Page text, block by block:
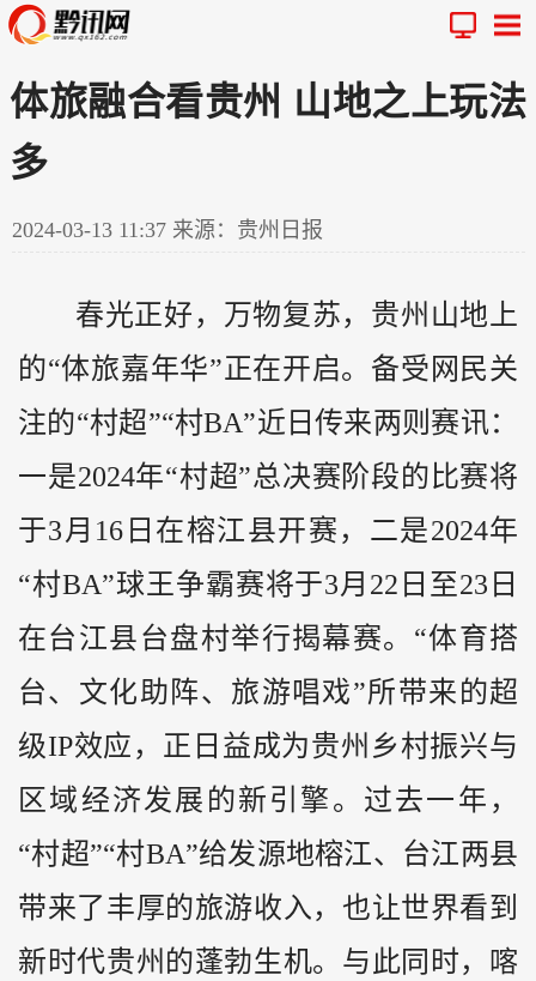
体旅融合看贵州 山地之上玩法
多
2024-03-13 11:37 来源：贵州日报
春光正好，万物复苏， 贵州 山地上
的“体旅嘉年华”正在开启。备受网民关
注的“村超”“村BA”近日传来两则赛讯：
一是2024年“村超”总决赛阶段的比赛将
于3月16日在榕江县开赛，二是2024年
“村BA”球王争霸赛将于3月22日至23日
在台江县台盘村举行揭幕赛。“体育搭
台、文化助阵、旅游唱戏”所带来的超
级IP效应，正日益成为贵州乡村振兴与
区域经济发展的新引擎。过去一年，
“村超”“村BA”给发源地榕江、台江两县
带来了丰厚的旅游收入，也让世界看到
新时代贵州的蓬勃生机。与此同时，喀